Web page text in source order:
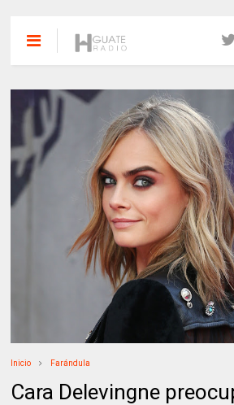
Inicio Farándula
Cara Delevingne